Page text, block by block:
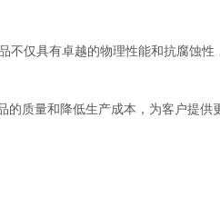
仅具有卓越的物理性能和抗腐蚀
质量和降低生产成本，为客户提